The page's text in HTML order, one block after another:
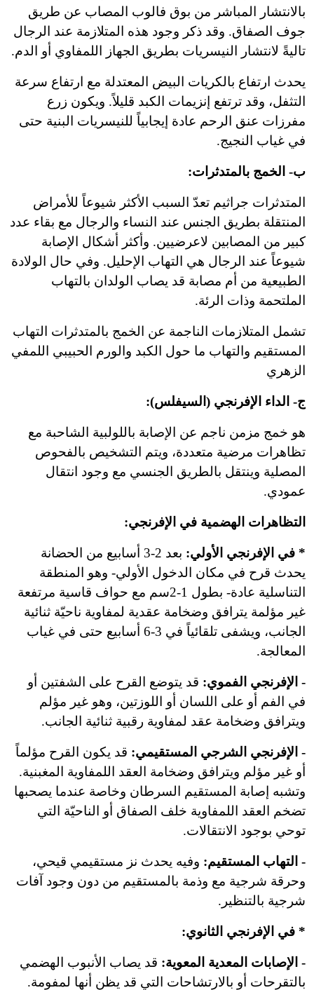
بالانتشار المباشر من بوق فالوب المصاب عن طريق
جوف الصفاق. وقد ذكر وجود هذه المتلازمة عند الرجال
تاليةً لانتشار النيسريات بطريق الجهاز اللمفاوي أو الدم.
يحدث ارتفاع بالكريات البيض المعتدلة مع ارتفاع سرعة
التثفل، وقد ترتفع إنزيمات الكبد قليلاً. ويكون زرع
مفرزات عنق الرحم عادة إيجابياً للنيسريات البنية حتى
في غياب النجيج.
ب- الخمج بالمتدثرات:
المتدثرات جراثيم تعدّ السبب الأكثر شيوعاً للأمراض
المنتقلة بطريق الجنس عند النساء والرجال مع بقاء عدد
كبير من المصابين لاعرضيين. وأكثر أشكال الإصابة
شيوعاً عند الرجال هي التهاب الإحليل. وفي حال الولادة
الطبيعية من أم مصابة قد يصاب الولدان بالتهاب
الملتحمة وذات الرئة.
تشمل المتلازمات الناجمة عن الخمج بالمتدثرات التهاب
المستقيم والتهاب ما حول الكبد والورم الحبيبي اللمفي
الزهري
ج- الداء الإفرنجي (السيفلس):
هو خمج مزمن ناجم عن الإصابة باللولبية الشاحبة مع
تظاهرات مرضية متعددة، ويتم التشخيص بالفحوص
المصلية وينتقل بالطريق الجنسي مع وجود انتقال
عمودي.
التظاهرات الهضمية في الإفرنجي:
* في الإفرنجي الأولي:
بعد 2-3 أسابيع من الحضانة
يحدث قرح في مكان الدخول الأولي- وهو المنطقة
التناسلية عادة- بطول 1-2سم مع حواف قاسية مرتفعة
غير مؤلمة يترافق وضخامة عقدية لمفاوية ناحيّة ثنائية
الجانب، ويشفى تلقائياً في 3-6 أسابيع حتى في غياب
المعالجة.
- الإفرنجي الفموي: قد يتوضع القرح على الشفتين أو
في الفم أو على اللسان أو اللوزتين، وهو غير مؤلم
ويترافق وضخامة عقد لمفاوية رقبية ثنائية الجانب.
- الإفرنجي الشرجي المستقيمي: قد يكون القرح مؤلماً
أو غير مؤلم ويترافق وضخامة العقد اللمفاوية المغبنية.
وتشبه إصابة المستقيم السرطان وخاصة عندما يصحبها
تضخم العقد اللمفاوية خلف الصفاق أو الناحيّة التي
توحي بوجود الانتقالات.
- التهاب المستقيم: وفيه يحدث نز مستقيمي قيحي،
وحرقة شرجية مع وذمة بالمستقيم من دون وجود آفات
شرجية بالتنظير.
* في الإفرنجي الثانوي:
- الإصابات المعدية المعوية: قد يصاب الأنبوب الهضمي
بالتقرحات أو بالارتشاحات التي قد يظن أنها لمفومة.